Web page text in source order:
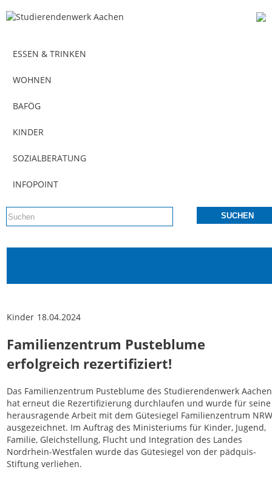
ESSEN & TRINKEN
WOHNEN
BAFÖG
KINDER
SOZIALBERATUNG
INFOPOINT
Kinder 18.04.2024
Familienzentrum Pusteblume
erfolgreich rezertifiziert!
Das Familienzentrum Pusteblume des Studierendenwerk Aachen
hat erneut die Rezertifizierung durchlaufen und wurde für seine
herausragende Arbeit mit dem Gütesiegel Familienzentrum
ausgezeichnet. Im Auftrag des Ministeriums für Kinder, Jugend,
Familie, Gleichstellung, Flucht und Integration des Landes
Nordrhein-Westfalen wurde das Gütesiegel von der pädquis-
Stiftung verliehen.